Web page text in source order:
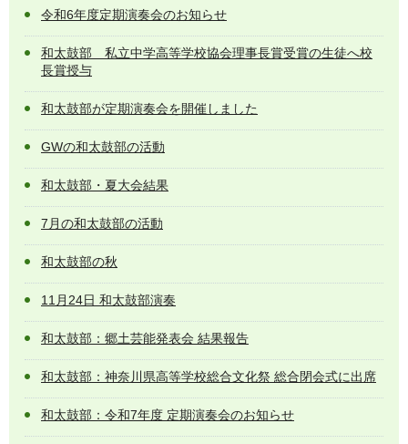
令和6年度定期演奏会のお知らせ
和太鼓部 私立中学高等学校協会理事長賞受賞の生徒へ校
長賞授与
和太鼓部が定期演奏会を開催しました
GWの和太鼓部の活動
和太鼓部・夏大会結果
7月の和太鼓部の活動
和太鼓部の秋
11月24日 和太鼓部演奏
和太鼓部：郷土芸能発表会 結果報告
和太鼓部：神奈川県高等学校総合文化祭 総合閉会式に出席
和太鼓部：令和7年度 定期演奏会のお知らせ